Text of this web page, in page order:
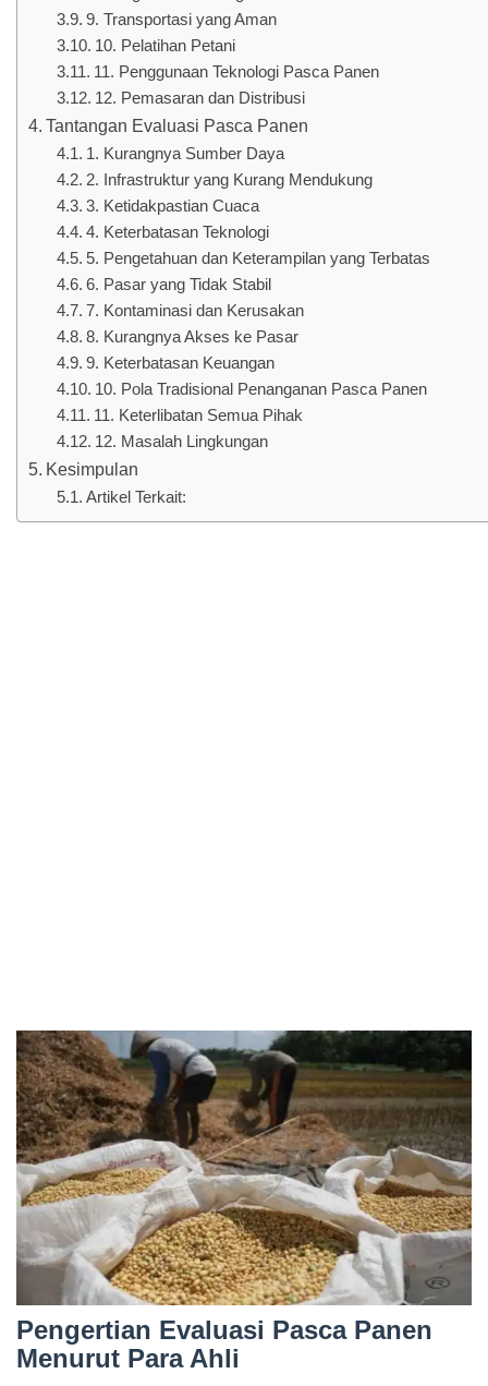
9. Transportasi yang Aman
10. Pelatihan Petani
11. Penggunaan Teknologi Pasca Panen
12. Pemasaran dan Distribusi
Tantangan Evaluasi Pasca Panen
1. Kurangnya Sumber Daya
2. Infrastruktur yang Kurang Mendukung
3. Ketidakpastian Cuaca
4. Keterbatasan Teknologi
5. Pengetahuan dan Keterampilan yang Terbatas
6. Pasar yang Tidak Stabil
7. Kontaminasi dan Kerusakan
8. Kurangnya Akses ke Pasar
9. Keterbatasan Keuangan
10. Pola Tradisional Penanganan Pasca Panen
11. Keterlibatan Semua Pihak
12. Masalah Lingkungan
Kesimpulan
Artikel Terkait:
Pengertian Evaluasi Pasca Panen
Menurut Para Ahli